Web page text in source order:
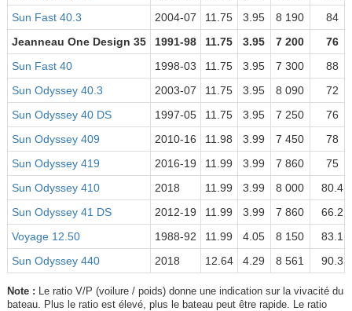
Sun Fast 40.3
2004-07 11.75 3.95 8 190
84
Jeanneau One Design 35
1991-98 11.75 3.95 7 200
76
Sun Fast 40
1998-03 11.75 3.95 7 300
88
Sun Odyssey 40.3
2003-07 11.75 3.95 8 090
72
Sun Odyssey 40 DS
1997-05 11.75 3.95 7 250
76
Sun Odyssey 409
2010-16 11.98 3.99 7 450
78
Sun Odyssey 419
2016-19 11.99 3.99 7 860
75
Sun Odyssey 410
2018 11.99 3.99 8 000
80.4
Sun Odyssey 41 DS
2012-19 11.99 3.99 7 860
66.2
Voyage 12.50
1988-92 11.99 4.05 8 150
83.1
Sun Odyssey 440
2018 12.64 4.29 8 561 90.3
Note : Le ratio V/P (voilure / poids) donne une indication sur la vivacité du
bateau. Plus le ratio est élevé, plus le bateau peut être rapide. Le ratio